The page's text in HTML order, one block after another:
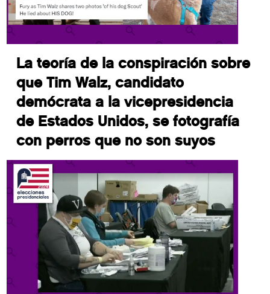
La teoría de la conspiración sobre
que Tim Walz, candidato
demócrata a la vicepresidencia
de Estados Unidos, se fotografía
con perros que no son suyos